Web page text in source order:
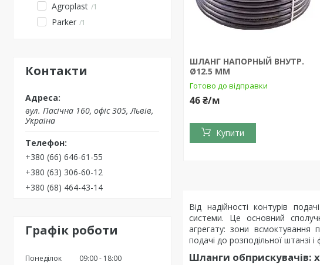
Agroplast 1
Parker 1
Контакти
вул. Пасічна 160, офіс 305, Львів,
Україна
+380 (66) 646-61-55
+380 (63) 306-60-12
+380 (68) 464-43-14
Графік роботи
Понеділок 09:00
18:00
ШЛАНГ НАПОРНЫЙ ВНУТР.
Ø12.5 ММ
Готово до відправки
46 ₴/м
Купити
Від надійності контурів
системи. Це основний
агрегату: зони всмоктування
подачі до розподільної штанзі
Шланги обприскувачів: